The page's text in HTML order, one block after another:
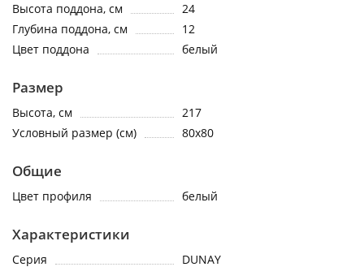
Высота поддона, см
24
Глубина поддона, см
12
Цвет поддона
белый
Размер
Высота, см
217
Условный размер (см)
80x80
Общие
Цвет профиля белый
Характеристики
Серия DUNAY